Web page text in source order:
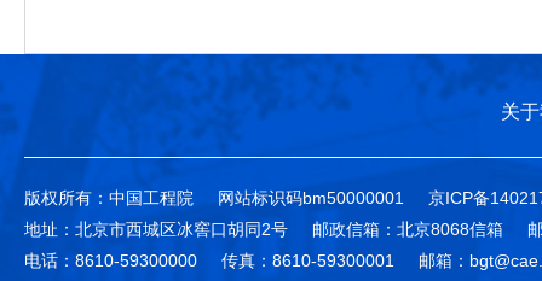
关
版权所有：中国工程院 网站标识码bm50000001
京ICP备
地址：北京市西城区冰窖口胡同2号
邮政信箱：北京8068信箱
电话：8610-59300000
传真：8610-59300001 邮箱：